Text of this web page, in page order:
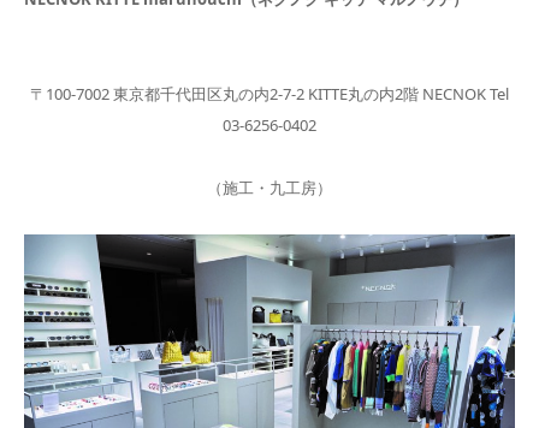
〒100-7002 東京都千代田区丸の内2-7-2 KITTE丸の内2階 NECNOK Tel
03-6256-0402
（施工・九工房）